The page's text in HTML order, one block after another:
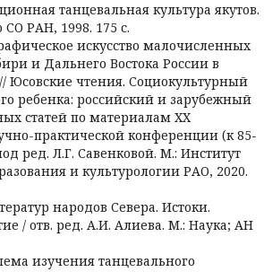
танцевальная культура якутов.
РАН, 1998. 175 с.
искусство малочисленных
и Дальнего Востока России в
Юсовские чтения. Социокультурный
ребенка: российский и зарубежный
статей по материалам XX
практической конференции (к 85-
ред. Л.Г. Савенковой. М.: Институт
и культурологии РАО, 2020.
народов Севера. Истоки.
/ отв. ред. А.И. Алиева. М.: Наука; АН
изучения танцевального